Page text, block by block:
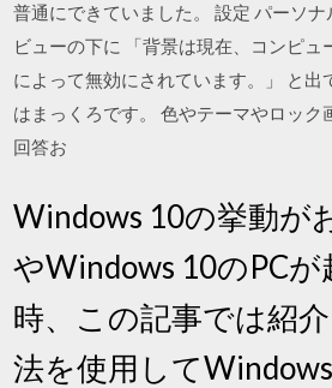
普通にできていました。 設定 パーソナ
ビューの下に 「背景は現在、コンピュ
によって無効にされています。」 と出
はまっくろです。 色やテーマやロック
回答お
Windows 10の挙動が
やWindows 10のPC
時、この記事では紹
法を使用して